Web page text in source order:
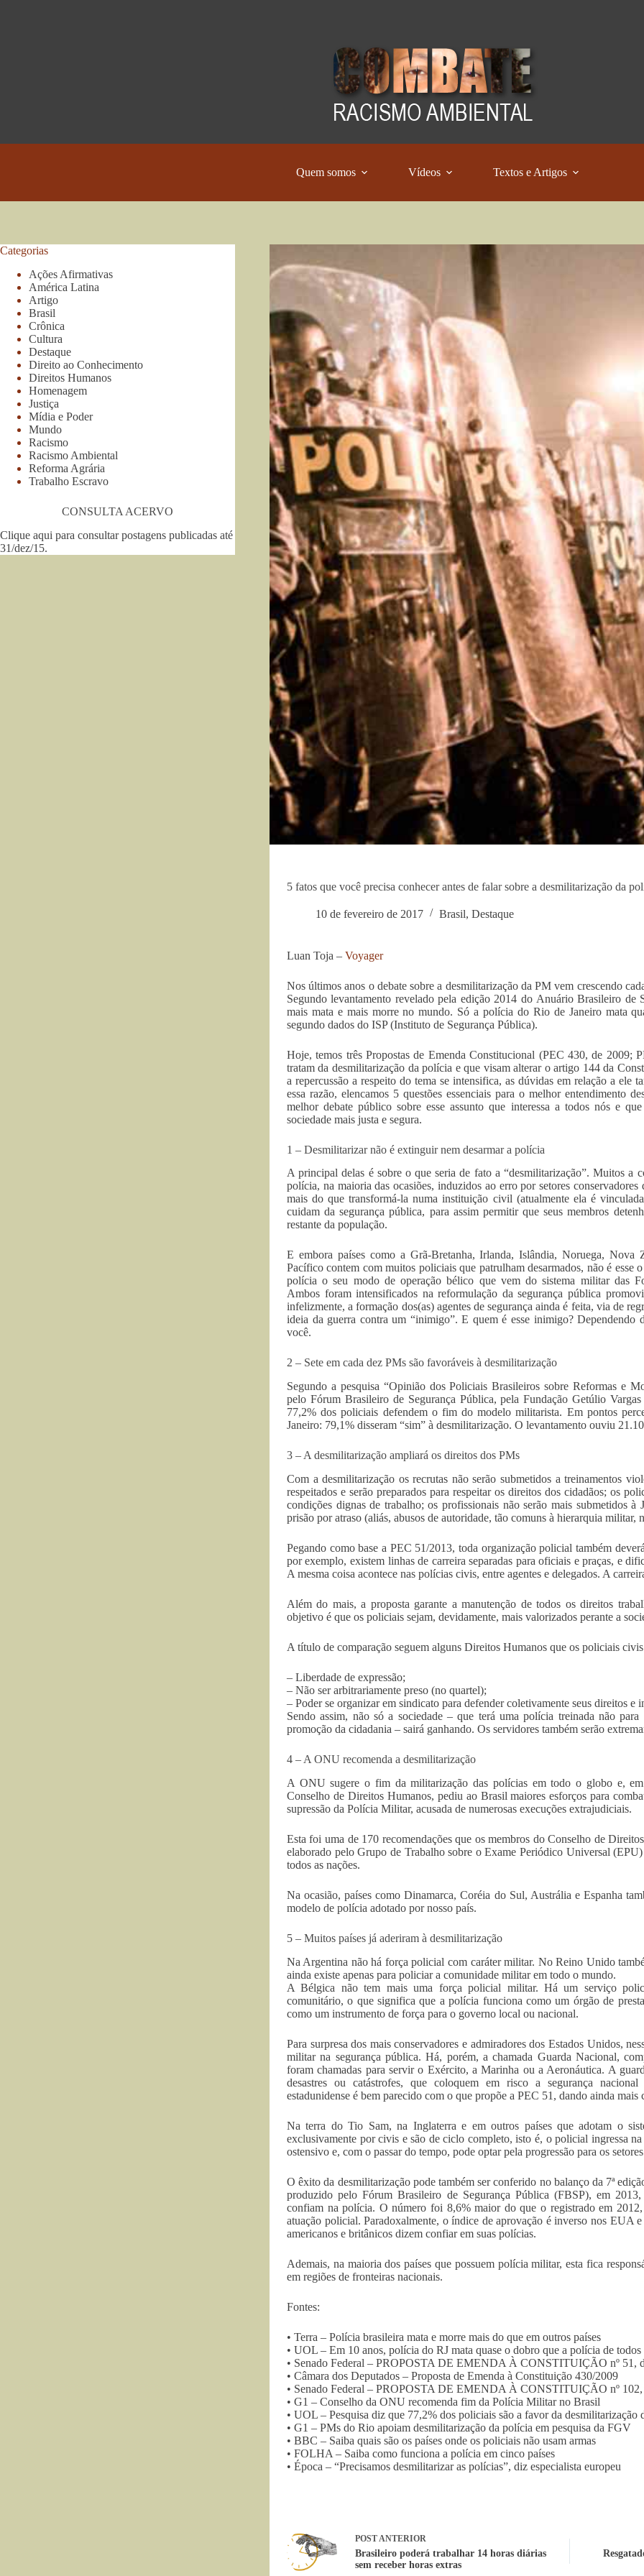
Quem somos Vídeos Textos e Artigos
5 fatos que você precisa conhecer antes de falar sobre a desmilitarização da
10 de fevereiro de 2017 Brasil, Destaque
Luan Toja – Voyager
Nos últimos anos o debate sobre a desmilitarização da PM vem crescendo
Segundo levantamento revelado pela edição 2014 do Anuário Brasileiro
mais mata e mais morre no mundo. Só a polícia do Rio de Janeiro mata
segundo dados do ISP (Instituto de Segurança Pública).
Hoje, temos três Propostas de Emenda Constitucional (PEC 430, de 2009;
tratam da desmilitarização da polícia e que visam alterar o artigo 144 da
a repercussão a respeito do tema se intensifica, as dúvidas em relação a ele
essa razão, elencamos 5 questões essenciais para o melhor entendimento
melhor debate público sobre esse assunto que interessa a todos nós e
sociedade mais justa e segura.
1 – Desmilitarizar não é extinguir nem desarmar a polícia
A principal delas é sobre o que seria de fato a “desmilitarização”. Muitos a
polícia, na maioria das ocasiões, induzidos ao erro por setores
mais do que transformá-la numa instituição civil (atualmente ela é
cuidam da segurança pública, para assim permitir que seus membros
restante da população.
E embora países como a Grã-Bretanha, Irlanda, Islândia, Noruega, Nova
Pacífico contem com muitos policiais que patrulham desarmados, não é esse
polícia o seu modo de operação bélico que vem do sistema militar das
Ambos foram intensificados na reformulação da segurança pública
infelizmente, a formação dos(as) agentes de segurança ainda é feita, via de
ideia da guerra contra um “inimigo”. E quem é esse inimigo? Dependendo
você.
2 – Sete em cada dez PMs são favoráveis à desmilitarização
Segundo a pesquisa “Opinião dos Policiais Brasileiros sobre Reformas e
pelo Fórum Brasileiro de Segurança Pública, pela Fundação Getúlio
77,2% dos policiais defendem o fim do modelo militarista. Em pontos
Janeiro: 79,1% disseram “sim” à desmilitarização. O levantamento ouviu
3 – A desmilitarização ampliará os direitos dos PMs
Com a desmilitarização os recrutas não serão submetidos a treinamentos
respeitados e serão preparados para respeitar os direitos dos cidadãos; os
condições dignas de trabalho; os profissionais não serão mais submetidos
prisão por atraso (aliás, abusos de autoridade, tão comuns à hierarquia militar,
Pegando como base a PEC 51/2013, toda organização policial também
por exemplo, existem linhas de carreira separadas para oficiais e praças, e
A mesma coisa acontece nas polícias civis, entre agentes e delegados. A
Além do mais, a proposta garante a manutenção de todos os direitos
objetivo é que os policiais sejam, devidamente, mais valorizados perante a
A título de comparação seguem alguns Direitos Humanos que os policiais
– Liberdade de expressão;
– Não ser arbitrariamente preso (no quartel);
– Poder se organizar em sindicato para defender coletivamente seus direitos e
Sendo assim, não só a sociedade – que terá uma polícia treinada não
promoção da cidadania – sairá ganhando. Os servidores também serão
4 – A ONU recomenda a desmilitarização
A ONU sugere o fim da militarização das polícias em todo o globo e,
Conselho de Direitos Humanos, pediu ao Brasil maiores esforços para
supressão da Polícia Militar, acusada de numerosas execuções extrajudiciais.
Esta foi uma de 170 recomendações que os membros do Conselho de
elaborado pelo Grupo de Trabalho sobre o Exame Periódico Universal
todos as nações.
Na ocasião, países como Dinamarca, Coréia do Sul, Austrália e Espanha
modelo de polícia adotado por nosso país.
5 – Muitos países já aderiram à desmilitarização
Na Argentina não há força policial com caráter militar. No Reino Unido
ainda existe apenas para policiar a comunidade militar em todo o mundo.
A Bélgica não tem mais uma força policial militar. Há um serviço
comunitário, o que significa que a polícia funciona como um órgão de
como um instrumento de força para o governo local ou nacional.
Para surpresa dos mais conservadores e admiradores dos Estados Unidos,
militar na segurança pública. Há, porém, a chamada Guarda Nacional,
foram chamadas para servir o Exército, a Marinha ou a Aeronáutica. A
desastres ou catástrofes, que coloquem em risco a segurança
estadunidense é bem parecido com o que propõe a PEC 51, dando ainda
Na terra do Tio Sam, na Inglaterra e em outros países que adotam o
exclusivamente por civis e são de ciclo completo, isto é, o policial ingressa
ostensivo e, com o passar do tempo, pode optar pela progressão para os
O êxito da desmilitarização pode também ser conferido no balanço da 7ª
produzido pelo Fórum Brasileiro de Segurança Pública (FBSP), em
confiam na polícia. O número foi 8,6% maior do que o registrado em
atuação policial. Paradoxalmente, o índice de aprovação é inverso nos EUA
americanos e britânicos dizem confiar em suas polícias.
Ademais, na maioria dos países que possuem polícia militar, esta fica
em regiões de fronteiras nacionais.
Fontes:
• Terra – Polícia brasileira mata e morre mais do que em outros países
• UOL – Em 10 anos, polícia do RJ mata quase o dobro que a polícia de
• Senado Federal – PROPOSTA DE EMENDA À CONSTITUIÇÃO nº 51,
• Câmara dos Deputados – Proposta de Emenda à Constituição 430/2009
• Senado Federal – PROPOSTA DE EMENDA À CONSTITUIÇÃO nº 102,
• G1 – Conselho da ONU recomenda fim da Polícia Militar no Brasil
• UOL – Pesquisa diz que 77,2% dos policiais são a favor da desmilitarização
• G1 – PMs do Rio apoiam desmilitarização da polícia em pesquisa da FGV
• BBC – Saiba quais são os países onde os policiais não usam armas
• FOLHA – Saiba como funciona a polícia em cinco países
• Época – “Precisamos desmilitarizar as polícias”, diz especialista europeu
POSTANTERIOR
Brasileiro poderá trabalhar 14 horas diárias
sem receber horas extras
Categorias
Ações Afirmativas
América Latina
Artigo
Brasil
Crônica
Cultura
Destaque
Direito ao Conhecimento
Direitos Humanos
Homenagem
Justiça
Mídia e Poder
Mundo
Racismo
Racismo Ambiental
Reforma Agrária
Trabalho Escravo
CONSULTA ACERVO
Clique aqui para consultar postagens publicadas até
31/dez/15.